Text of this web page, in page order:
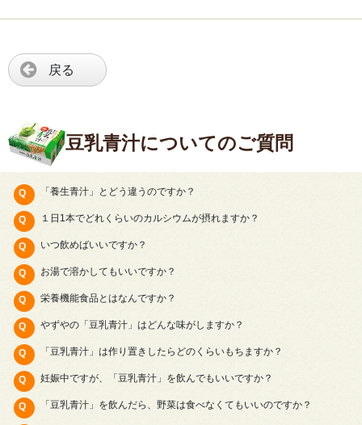
戻る
豆乳青汁についてのご質問
「養生青汁」とどう違うのですか？
１日1本でどれくらいのカルシウムが摂れますか？
いつ飲めばいいですか？
お湯で溶かしてもいいですか？
栄養機能食品とはなんですか？
やずやの「豆乳青汁」はどんな味がしますか？
「豆乳青汁」は作り置きしたらどのくらいもちますか？
妊娠中ですが、「豆乳青汁」を飲んでもいいですか？
「豆乳青汁」を飲んだら、野菜は食べなくてもいいのですか？